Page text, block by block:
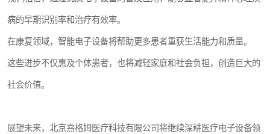
病的早期识别率和治疗有效率。
在康复领域，智能电子设备将帮助更多患者重获生活能力和质量。
这些进步不仅惠及个体患者，也将减轻家庭和社会负担，创造巨大的
社会价值。
展望未来，北京熹格姆医疗科技有限公司将继续深耕医疗电子设备领